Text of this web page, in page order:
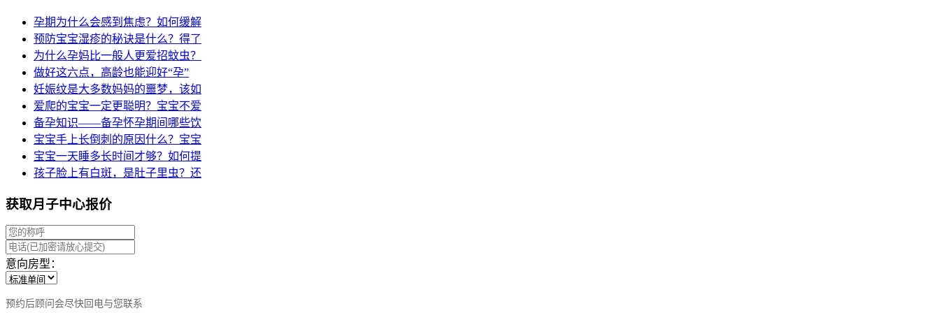
孕期为什么会感到焦虑？如何缓解
预防宝宝湿疹的秘诀是什么？得了
为什么孕妈比一般人更爱招蚊虫？
做好这六点，高龄也能迎好“孕”
妊娠纹是大多数妈妈的噩梦，该如
爱爬的宝宝一定更聪明？宝宝不爱
备孕知识——备孕怀孕期间哪些饮
宝宝手上长倒刺的原因什么？宝宝
宝宝一天睡多长时间才够？如何提
孩子脸上有白斑，是肚子里虫？还
获取月子中心报价
意向房型：
预约后顾问会尽快回电与您联系